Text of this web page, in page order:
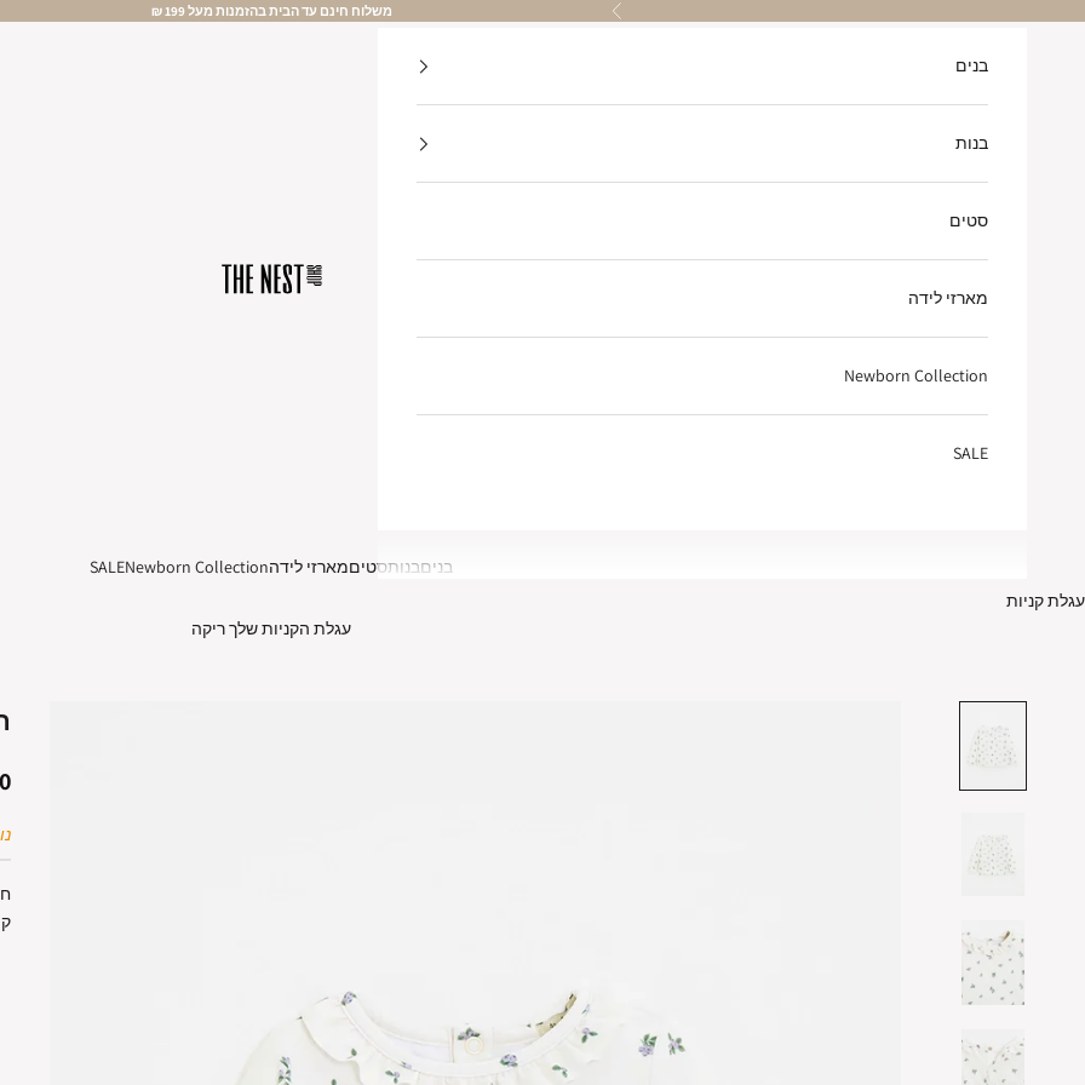
הקודם משלוח חינם עד הבית בהזמנות מעל 199 ₪
The Nest Shop
בניםבנותסטיםמארזי לידהNewborn Collection
SALE
בנים
בנות
סטים
מארזי לידה
Newborn Collection
SALE
עגלת קניות
עגלת הקניות שלך ריקה